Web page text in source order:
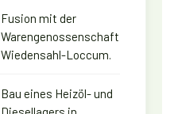
Fusion mit der
Warengenossenschaft
Wiedensahl-Loccum.
Bau eines Heizöl- und